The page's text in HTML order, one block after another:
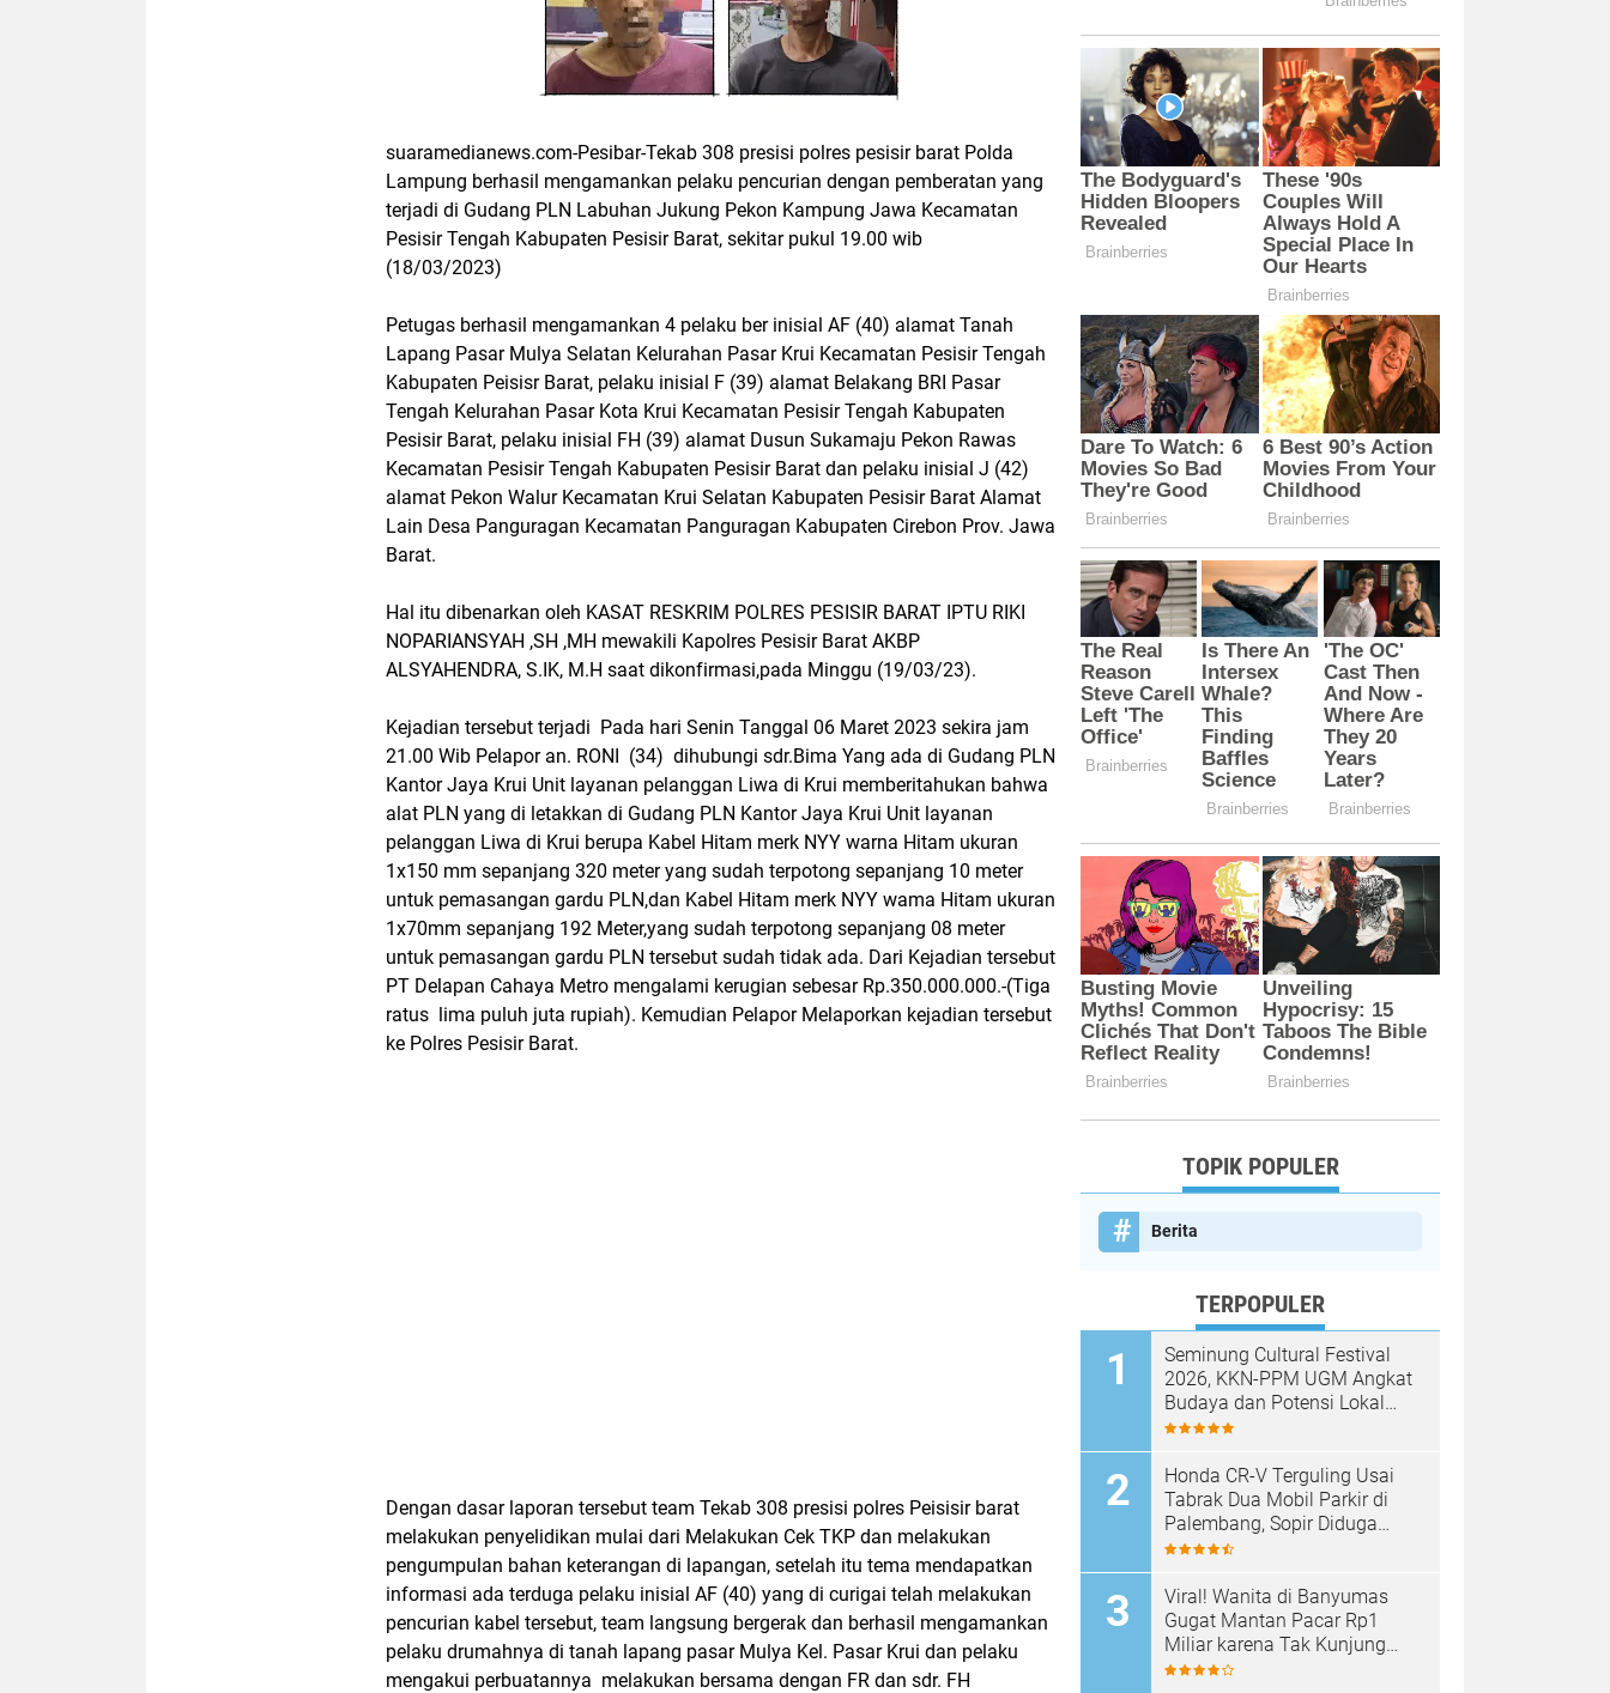
suaramedianews.com-Pesibar-Tekab 308 presisi polres pesisir barat Polda
Lampung berhasil mengamankan pelaku pencurian dengan pemberatan yang
terjadi di Gudang PLN Labuhan Jukung Pekon Kampung Jawa Kecamatan
Pesisir Tengah Kabupaten Pesisir Barat, sekitar pukul 19.00 wib
(18/03/2023)
Petugas berhasil mengamankan 4 pelaku ber inisial AF (40) alamat Tanah
Lapang Pasar Mulya Selatan Kelurahan Pasar Krui Kecamatan Pesisir Tengah
Kabupaten Peisisr Barat, pelaku inisial F (39) alamat Belakang BRI Pasar
Tengah Kelurahan Pasar Kota Krui Kecamatan Pesisir Tengah Kabupaten
Pesisir Barat, pelaku inisial FH (39) alamat Dusun Sukamaju Pekon Rawas
Kecamatan Pesisir Tengah Kabupaten Pesisir Barat dan pelaku inisial J (42)
alamat Pekon Walur Kecamatan Krui Selatan Kabupaten Pesisir Barat Alamat
Lain Desa Panguragan Kecamatan Panguragan Kabupaten Cirebon Prov. Jawa
Barat.
Hal itu dibenarkan oleh KASAT RESKRIM POLRES PESISIR BARAT IPTU RIKI
NOPARIANSYAH ,SH ,MH mewakili Kapolres Pesisir Barat AKBP
ALSYAHENDRA, S.IK, M.H saat dikonfirmasi,pada Minggu (19/03/23).
Kejadian tersebut terjadi Pada hari Senin Tanggal 06 Maret 2023 sekira jam
21.00 Wib Pelapor an. RONI (34) dihubungi sdr.Bima Yang ada di Gudang PLN
Kantor Jaya Krui Unit layanan pelanggan Liwa di Krui memberitahukan bahwa
alat PLN yang di letakkan di Gudang PLN Kantor Jaya Krui Unit layanan
pelanggan Liwa di Krui berupa Kabel Hitam merk NYY warna Hitam ukuran
1x150 mm sepanjang 320 meter yang sudah terpotong sepanjang 10 meter
untuk pemasangan gardu PLN,dan Kabel Hitam merk NYY wama Hitam ukuran
1x70mm sepanjang 192 Meter,yang sudah terpotong sepanjang 08 meter
untuk pemasangan gardu PLN tersebut sudah tidak ada. Dari Kejadian tersebut
PT Delapan Cahaya Metro mengalami kerugian sebesar Rp.350.000.000.-(Tiga
ratus lima puluh juta rupiah). Kemudian Pelapor Melaporkan kejadian tersebut
ke Polres Pesisir Barat.
Dengan dasar laporan tersebut team Tekab 308 presisi polres Peisisir barat
melakukan penyelidikan mulai dari Melakukan Cek TKP dan melakukan
pengumpulan bahan keterangan di lapangan, setelah itu tema mendapatkan
informasi ada terduga pelaku inisial AF (40) yang di curigai telah melakukan
pencurian kabel tersebut, team langsung bergerak dan berhasil mengamankan
pelaku drumahnya di tanah lapang pasar Mulya Kel. Pasar Krui dan pelaku
mengakui perbuatannya melakukan bersama dengan FR dan sdr. FH
TOPIK POPULER
Berita
TERPOPULER
Seminung Cultural Festival
2026, KKN-PPM UGM Angkat
Budaya dan Potensi Lokal
Lumbok Seminung
Honda CR-V Terguling Usai
Tabrak Dua Mobil Parkir di
Palembang, Sopir Diduga
Mabuk
Viral! Wanita di Banyumas
Gugat Mantan Pacar Rp1
Miliar karena Tak Kunjung
Dinikahi Setelah 9 Tahun